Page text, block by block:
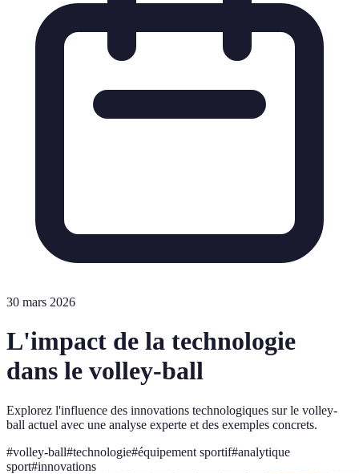
30 mars 2026
L'impact de la technologie
dans le volley-ball
Explorez l'influence des innovations technologiques sur le volley-
ball actuel avec une analyse experte et des exemples concrets.
#volley-ball#technologie#équipement sportif#analytique
sport#innovations